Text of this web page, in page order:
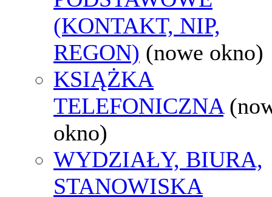
(KONTAKT, NIP,
REGON) (nowe okno)
KSIĄŻKA
TELEFONICZNA
okno)
WYDZIAŁY, BIURA,
STANOWISKA